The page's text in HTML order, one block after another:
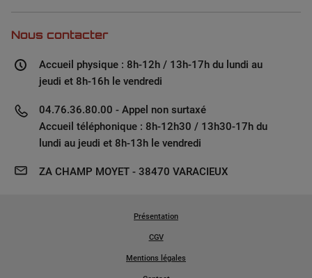
Nous contacter
Accueil physique : 8h-12h / 13h-17h du lundi au
jeudi et 8h-16h le vendredi
04.76.36.80.00 - Appel non surtaxé
Accueil téléphonique : 8h-12h30 / 13h30-17h du
lundi au jeudi et 8h-13h le vendredi
ZA CHAMP MOYET - 38470 VARACIEUX
Présentation
CGV
Mentions légales